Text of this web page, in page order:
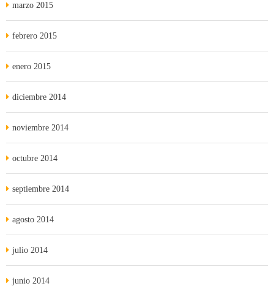
marzo 2015
febrero 2015
enero 2015
diciembre 2014
noviembre 2014
octubre 2014
septiembre 2014
agosto 2014
julio 2014
junio 2014